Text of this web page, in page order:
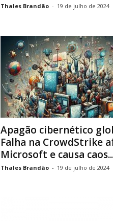
Thales Brandão - 19 de julho de 2024
Apagão cibernético
Falha na CrowdStrike
Microsoft e causa
Thales Brandão - 19 de julho de 2024